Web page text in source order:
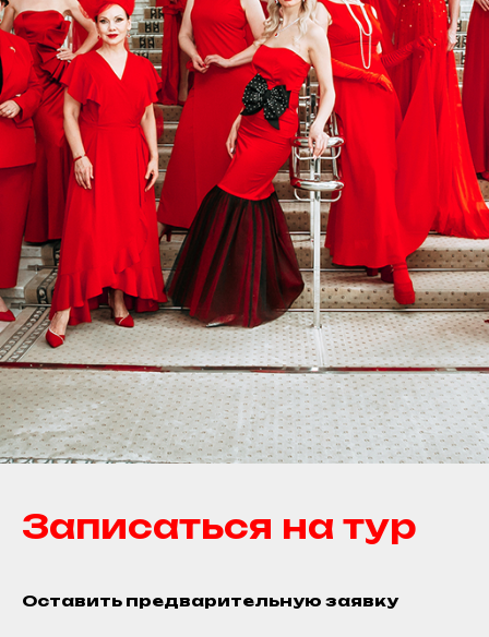
Записаться на тур
Оставить предварительную заявку